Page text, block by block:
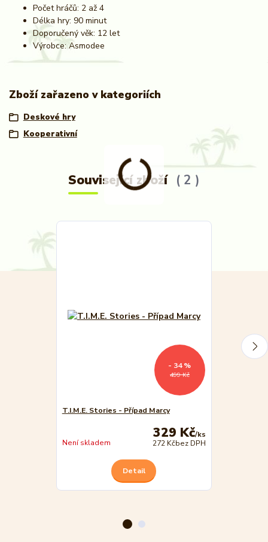
Počet hráčů: 2 až 4
Délka hry: 90 minut
Doporučený věk: 12 let
Výrobce: Asmodee
Zboží zařazeno v kategoriích
Deskové hry
Kooperativní
Související zboží 2
499 Kč
- 34 %
T.I.M.E. Stories - Případ Marcy
329 Kč/ks
272 Kčbez DPH
Není skladem
Detail